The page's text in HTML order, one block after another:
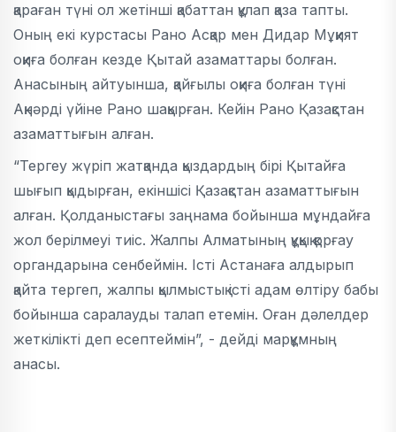
қараған түні ол жетінші қабаттан құлап қаза тапты.
Оның екі курстасы Рано Асқар мен Дидар Мұқият
оқиға болған кезде Қытай азаматтары болған.
Анасының айтуынша, қайғылы оқиға болған түні
Ақнәрді үйіне Рано шақырған. Кейін Рано Қазақстан
азаматтығын алған.
“Тергеу жүріп жатқанда қыздардың бірі Қытайға
шығып қыдырған, екіншісі Қазақстан азаматтығын
алған. Қолданыстағы заңнама бойынша мұндайға
жол берілмеуі тиіс. Жалпы Алматының құқық қорғау
органдарына сенбеймін. Істі Астанаға алдырып
қайта тергеп, жалпы қылмыстық істі адам өлтіру бабы
бойынша саралауды талап етемін. Оған дәлелдер
жеткілікті деп есептеймін”, - дейді марқұмның
анасы.